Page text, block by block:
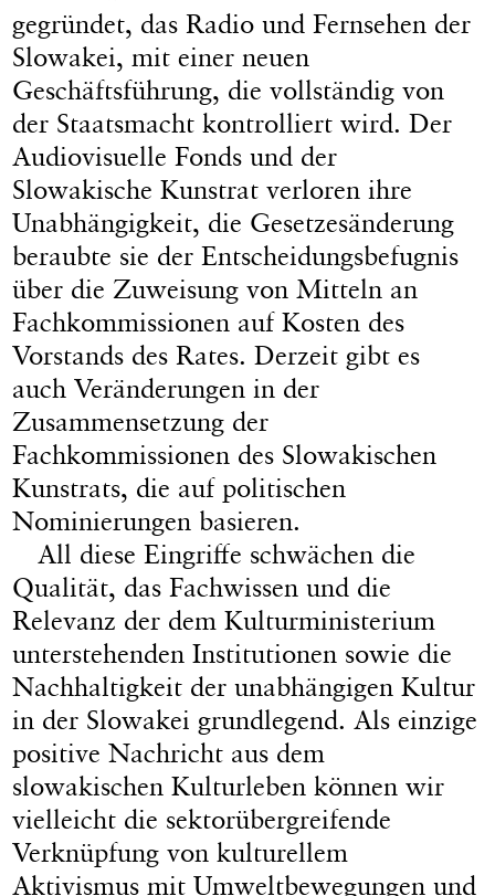
gegründet, das Radio und Fernsehen der
Slowakei, mit einer neuen
Geschäftsführung, die vollständig von
der Staatsmacht kontrolliert wird. Der
Audiovisuelle Fonds und der
Slowakische Kunstrat verloren ihre
Unabhängigkeit, die Gesetzesänderung
beraubte sie der Entscheidungsbefugnis
über die Zuweisung von Mitteln an
Fachkommissionen auf Kosten des
Vorstands des Rates. Derzeit gibt es
auch Veränderungen in der
Zusammensetzung der
Fachkommissionen des Slowakischen
Kunstrats, die auf politischen
Nominierungen basieren.
All diese Eingriffe schwächen die
Qualität, das Fachwissen und die
Relevanz der dem Kulturministerium
unterstehenden Institutionen sowie die
Nachhaltigkeit der unabhängigen Kultur
in der Slowakei grundlegend. Als einzige
positive Nachricht aus dem
slowakischen Kulturleben können wir
vielleicht die sektorübergreifende
Verknüpfung von kulturellem
Aktivismus mit Umweltbewegungen und